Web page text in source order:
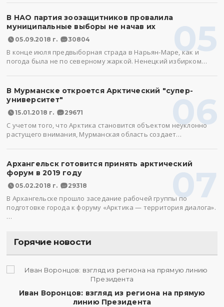
05
В НАО партия зоозащитников провалила
муниципальные выборы не начав их
05.09.2018 г. 30804
В конце июля предвыборная страда в Нарьян-Маре, как и
погода была не по северному жаркой. Ненецкий избирком…
06
В Мурманске откроется Арктический "супер-
университет"
15.01.2018 г. 29671
С учетом того, что Арктика становится объектом неуклонно
растущего внимания, Мурманская область создает…
07
Архангельск готовится принять арктический
форум в 2019 году
05.02.2018 г. 29318
В Архангельске прошло заседание рабочей группы по
подготовке города к форуму «Арктика — территория диалога».
…
Горячие новости
Иван Воронцов: взгляд из региона на прямую
линию Президента